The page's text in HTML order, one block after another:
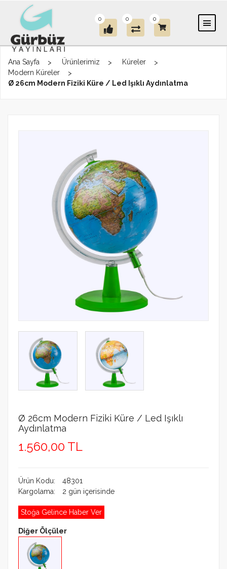
0 0 0
Ana Sayfa Ürünlerimiz
Küreler
Modern Küreler
Ø 26cm Modern Fiziki Küre / Led Işıklı Aydınlatma
Ø 26cm Modern Fiziki Küre / Led Işıklı
Aydınlatma
1.560,00 TL
Ürün Kodu:
48301
Kargolama:
2 gün içerisinde
Stoğa Gelince Haber Ver
Diğer Ölçüler